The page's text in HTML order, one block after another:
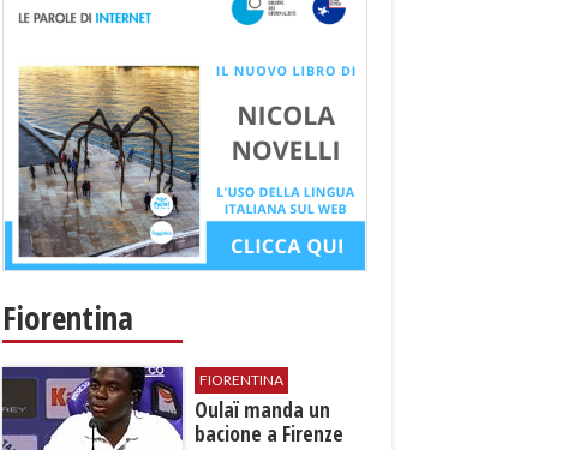
Fiorentina
FIORENTINA
Oulaï manda un
bacione a Firenze